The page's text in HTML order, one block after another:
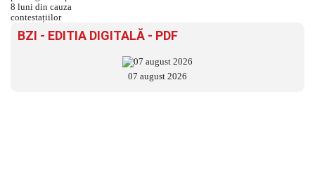
BZI - EDITIA DIGITALĂ - PDF
07 august 2026